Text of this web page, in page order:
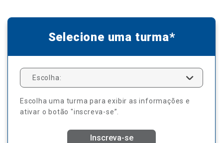
Selecione uma turma*
Escolha:
Escolha uma turma para exibir as informações e
ativar o botão "inscreva-se”.
Inscreva-se